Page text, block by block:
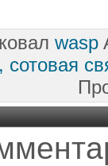
wasp
сотовая